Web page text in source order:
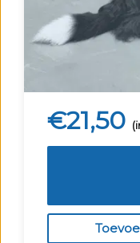
€21,50
aanwezig is… De
worden
oplossingen
onderzoeken als
direct aan de slag
Over de